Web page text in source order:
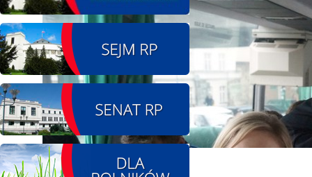
SIERPIEŃ
08
08.08.2026 r. - Piknik
integracyjny. Krępa
60 u Sołtysa
SIERPIEŃ
09.08.2026 r. -